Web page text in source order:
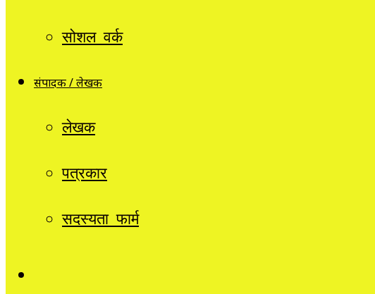
सोशल वर्क
संपादक / लेखक
लेखक
पत्रकार
सदस्यता फार्म